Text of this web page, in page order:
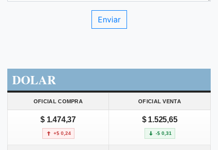
DOLAR
OFICIAL COMPRA OFICIAL VENTA
$ 1.474,37
+$ 0,24
$ 1.525,65
-$ 0,31